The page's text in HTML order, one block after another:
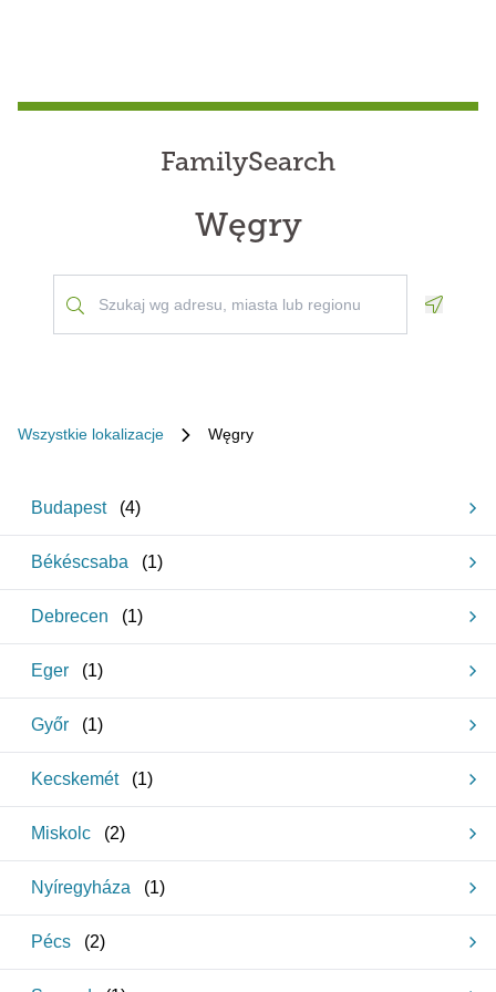
FamilySearch
Węgry
Wszystkie lokalizacje Węgry
Budapest (4)
Békéscsaba (1)
Debrecen (1)
Eger (1)
Győr (1)
Kecskemét (1)
Miskolc (2)
Nyíregyháza (1)
Pécs (2)